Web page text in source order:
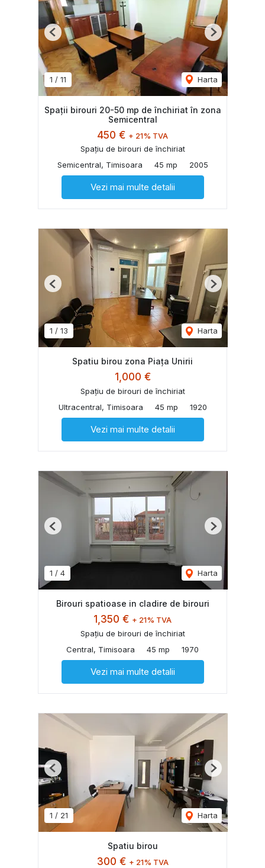
1 / 11 Harta
Previous Next
Spații birouri 20-50 mp de închiriat în zona
Semicentral
450 € + 21% TVA
Spațiu de birouri de închiriat
Semicentral, Timisoara
45 mp 2005
Vezi mai multe detalii
1 / 13 Harta
Previous Next
Spatiu birou zona Piața Unirii
1,000 €
Spațiu de birouri de închiriat
Ultracentral, Timisoara
45 mp 1920
Vezi mai multe detalii
1 / 4 Harta
Previous Next
Birouri spatioase in cladire de birouri
1,350 € + 21% TVA
Spațiu de birouri de închiriat
Central, Timisoara
45 mp 1970
Vezi mai multe detalii
1 / 21 Harta
Previous Next
Spatiu birou
300 € + 21% TVA